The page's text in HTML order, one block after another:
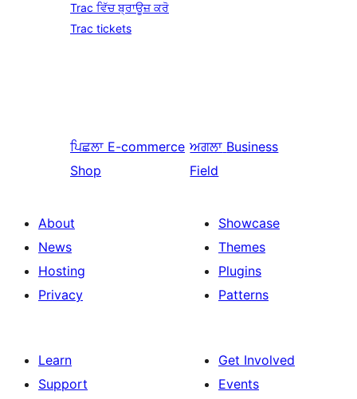
Trac ਵਿੱਚ ਬ੍ਰਾਊਜ਼ ਕਰੋ
Trac tickets
ਪਿਛਲਾ E-commerce
Shop
ਅਗਲਾ Business
Field
About
News
Hosting
Privacy
Showcase
Themes
Plugins
Patterns
Learn
Support
Get Involved
Events